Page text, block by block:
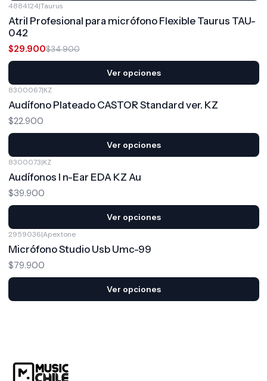
4884124|Taurus
Atril Profesional para micrófono Flexible Taurus TAU-
042
$29.900$34.900
Ver opciones
8300067|KZ
Audífono Plateado CASTOR Standard ver. KZ
$22.900
Ver opciones
8300073|KZ
Audífonos I n-Ear EDA KZ Au
$39.900
Ver opciones
2959036|Apextone
Micrófono Studio Usb Umc-99
$79.900
Ver opciones